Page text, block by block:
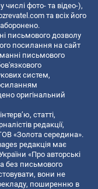
числі фото- та відео-),
та всіх його
письмового дозволу
посилання на сайт
письмового
систем,
оригінальний
статті,
редакції,
«Золота середина».
редакція має
«Про авторські
без письмового
вони не
поширенню в